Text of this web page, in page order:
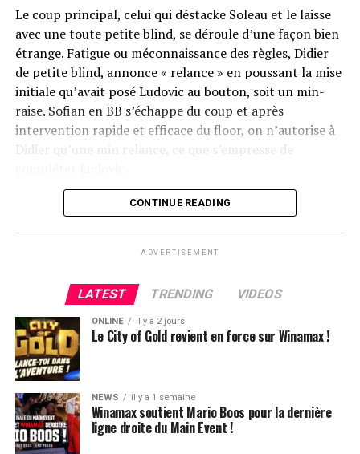
Le coup principal, celui qui déstacke Soleau et le laisse
avec une toute petite blind, se déroule d’une façon bien
étrange. Fatigue ou méconnaissance des règles, Didier
de petite blind, annonce « relance » en poussant la mise
initiale qu’avait posé Ludovic au bouton, soit un min-
raise. Sofian en BB s’échappe du coup et après
intervention rapide et efficace du floor, on n’autorise à
Didier qu’une min relance, ce que s’empresse de
Flop QJ4. All-in de Ludovic et insta call de Logghe, avec
peine une BB, qu’il perdra le coup suivant contre le
même adversaire.
Ludovic Soleau sort donc à la troisième place, pour un
joli gain de 15720€ !
Place au heads-up final.
CONTINUE READING
ADVERTISEMENT
LATEST TRENDING VIDEOS
ONLINE il y a 2 jours
Le City of Gold revient en force sur Winamax !
NEWS il y a 1 semaine
Winamax soutient Mario Boos pour la dernière
ligne droite du Main Event !